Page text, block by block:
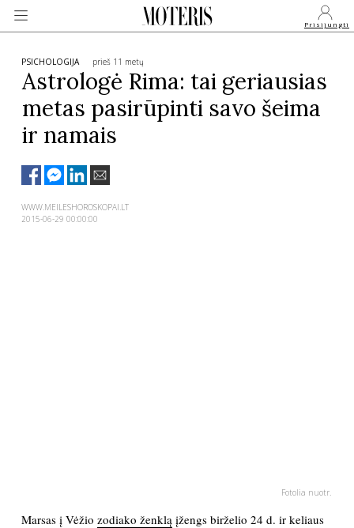
Prisijungti
VEIDAI
MADA
POLITIKA
PSICHOLOGIJA prieš 11 metų
Astrologė Rima: tai geriausias
metas pasirūpinti savo šeima
ir namais
WWW.MEILESHOROSKOPAI.LT
2015-06-29 00:00:00
Fotolia nuotr.
Marsas į Vėžio zodiako ženklą įžengs birželio 24 d. ir keliaus